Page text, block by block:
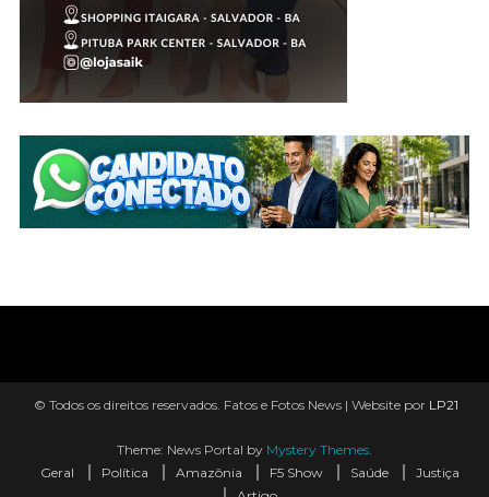
© Todos os direitos reservados. Fatos e Fotos News | Website por LP21
Theme: News Portal by Mystery Themes.
Geral
Política Amazônia F5 Show Saúde
Justiça